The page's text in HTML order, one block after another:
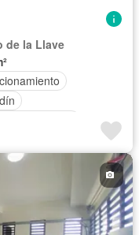
de la Llave
Televisión por cable